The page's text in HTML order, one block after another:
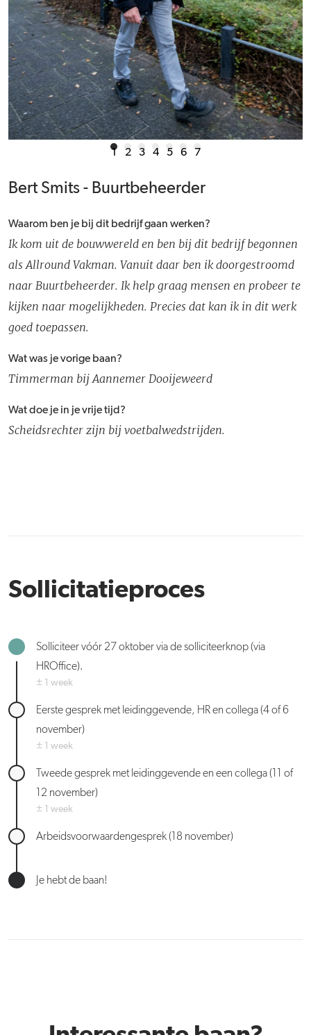
1 2 3 4 5 6 7
Bert Smits - Buurtbeheerder
Waarom ben je bij dit bedrijf gaan werken?
Ik kom uit de bouwwereld en ben bij dit bedrijf begonnen
als Allround Vakman. Vanuit daar ben ik doorgestroomd
naar Buurtbeheerder. Ik help graag mensen en probeer te
kijken naar mogelijkheden. Precies dat kan ik in dit werk
goed toepassen.
Wat was je vorige baan?
Timmerman bij Aannemer Dooijeweerd
Wat doe je in je vrije tijd?
Scheidsrechter zijn bij voetbalwedstrijden.
Sollicitatieproces
Solliciteer vóór 27 oktober via de solliciteerknop (via
HROffice).
± 1 week
Eerste gesprek met leidinggevende, HR en collega (4 of 6
november)
± 1 week
Tweede gesprek met leidinggevende en een collega (11 of
12 november)
± 1 week
Arbeidsvoorwaardengesprek (18 november)
Je hebt de baan!